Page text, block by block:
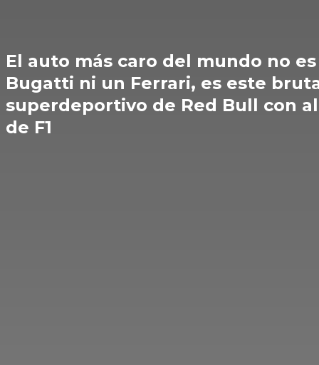
El auto más caro del mundo no
Bugatti ni un Ferrari, es este
superdeportivo de Red Bull con
de F1